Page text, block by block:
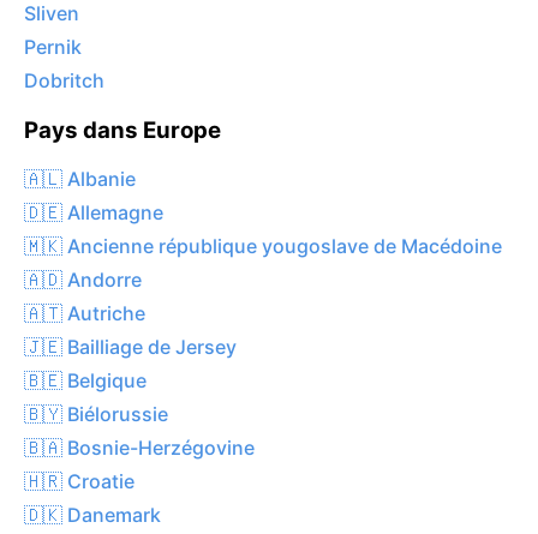
Sliven
Pernik
Dobritch
Pays dans Europe
🇦🇱 Albanie
🇩🇪 Allemagne
🇲🇰 Ancienne république yougoslave de Macédoine
🇦🇩 Andorre
🇦🇹 Autriche
🇯🇪 Bailliage de Jersey
🇧🇪 Belgique
🇧🇾 Biélorussie
🇧🇦 Bosnie-Herzégovine
🇭🇷 Croatie
🇩🇰 Danemark